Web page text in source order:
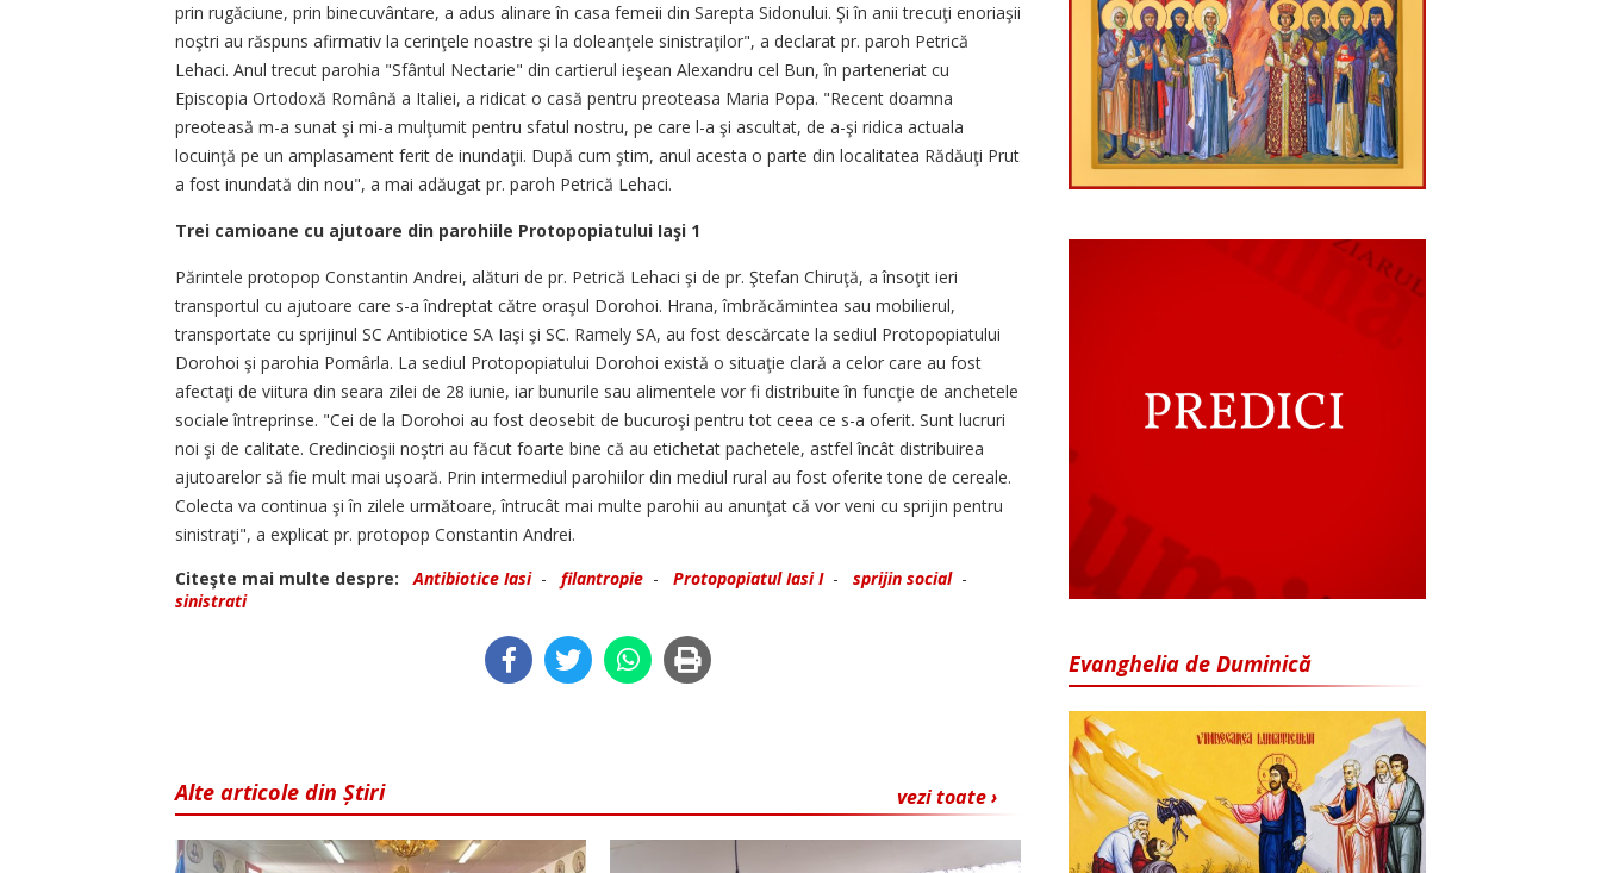
prin rugăciune, prin binecuvântare, a adus alinare în casa femeii din Sarepta Sidonului. Şi în anii trecuţi enoriaşii
noştri au răspuns afirmativ la cerinţele noastre şi la doleanţele sinistraţilor", a declarat pr. paroh Petrică
Lehaci. Anul trecut parohia "Sfântul Nectarie" din cartierul ieşean Alexandru cel Bun, în parteneriat cu
Episcopia Ortodoxă Română a Italiei, a ridicat o casă pentru preoteasa Maria Popa. "Recent doamna
preoteasă m-a sunat şi mi-a mulţumit pentru sfatul nostru, pe care l-a şi ascultat, de a-şi ridica actuala
locuinţă pe un amplasament ferit de inundaţii. După cum ştim, anul acesta o parte din localitatea Rădăuţi Prut
a fost inundată din nou", a mai adăugat pr. paroh Petrică Lehaci.
Trei camioane cu ajutoare din parohiile Protopopiatului Iaşi 1
Părintele protopop Constantin Andrei, alături de pr. Petrică Lehaci şi de pr. Ştefan Chiruţă, a însoţit ieri
transportul cu ajutoare care s-a îndreptat către oraşul Dorohoi. Hrana, îmbrăcămintea sau mobilierul,
transportate cu sprijinul SC Antibiotice SA Iaşi şi SC. Ramely SA, au fost descărcate la sediul Protopopiatului
Dorohoi şi parohia Pomârla. La sediul Protopopiatului Dorohoi există o situaţie clară a celor care au fost
afectaţi de viitura din seara zilei de 28 iunie, iar bunurile sau alimentele vor fi distribuite în funcţie de anchetele
sociale întreprinse. "Cei de la Dorohoi au fost deosebit de bucuroşi pentru tot ceea ce s-a oferit. Sunt lucruri
noi şi de calitate. Credincioşii noştri au făcut foarte bine că au etichetat pachetele, astfel încât distribuirea
ajutoarelor să fie mult mai uşoară. Prin intermediul parohiilor din mediul rural au fost oferite tone de cereale.
Colecta va continua şi în zilele următoare, întrucât mai multe parohii au anunţat că vor veni cu sprijin pentru
sinistraţi", a explicat pr. protopop Constantin Andrei.
Citeşte mai multe despre:
Antibiotice Iasi- filantropie - Protopopiatul Iasi I- sprijin social-
sinistrati
vezi toate ›
Alte articole din Știri
Evanghelia de Duminică